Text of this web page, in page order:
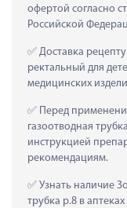
офертой согласно
Российской
Доставка
ректальный для
медицинских
Перед
газоотводная
инструкцией
рекомендациям.
Узнать наличие
трубка р.8 в